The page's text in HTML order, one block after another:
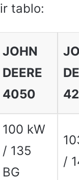
tablo:
JOHN
DEERE
4050
100 kW
/ 135
BG
/